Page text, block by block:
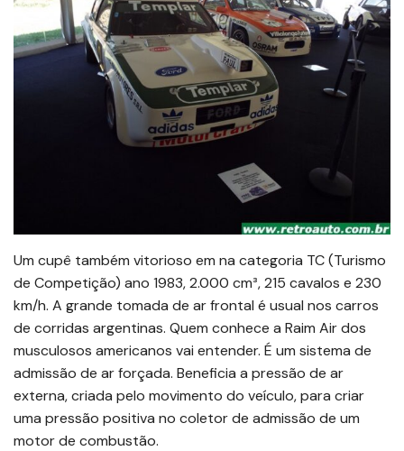
Um cupê também vitorioso em na categoria TC (Turismo
de Competição) ano 1983, 2.000 cm³, 215 cavalos e 230
km/h. A grande tomada de ar frontal é usual nos carros
de corridas argentinas. Quem conhece a Raim Air dos
musculosos americanos vai entender. É um sistema de
admissão de ar forçada. Beneficia a pressão de ar
externa, criada pelo movimento do veículo, para criar
uma pressão positiva no coletor de admissão de um
motor de combustão.